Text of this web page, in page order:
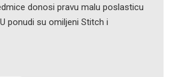
donosi pravu malu poslasticu
ponudi su omiljeni Stitch i